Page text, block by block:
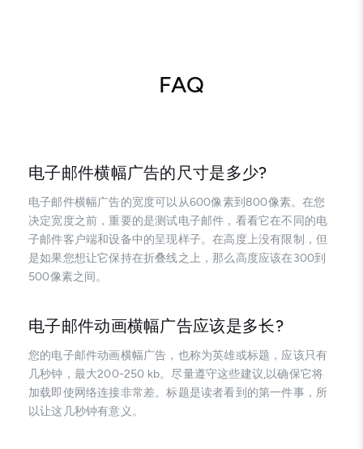
FAQ
电子邮件横幅广告的尺寸是多少?
电子邮件横幅广告的宽度可以从600像素到800像素。在您
决定宽度之前，重要的是测试电子邮件，看看它在不同的电
子邮件客户端和设备中的呈现样子。在高度上没有限制，但
是如果您想让它保持在折叠线之上，那么高度应该在300到
500像素之间。
电子邮件动画横幅广告应该是多长?
您的电子邮件动画横幅广告，也称为英雄或标题，应该只有
几秒钟，最大200-250 kb。尽量遵守这些建议,以确保它将
加载即使网络连接非常差。标题是读者看到的第一件事，所
以让这几秒钟有意义。